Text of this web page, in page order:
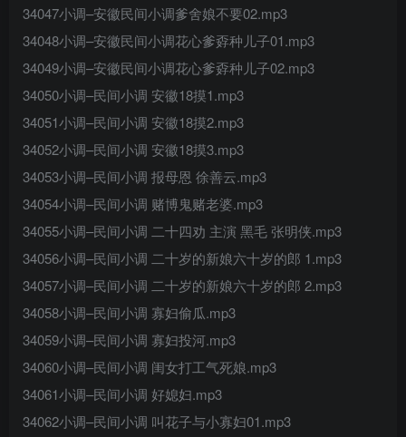
34047小调–安徽民间小调爹舍娘不要02.mp3
34048小调–安徽民间小调花心爹孬种儿子01.mp3
34049小调–安徽民间小调花心爹孬种儿子02.mp3
34050小调–民间小调 安徽18摸1.mp3
34051小调–民间小调 安徽18摸2.mp3
34052小调–民间小调 安徽18摸3.mp3
34053小调–民间小调 报母恩 徐善云.mp3
34054小调–民间小调 赌博鬼赌老婆.mp3
34055小调–民间小调 二十四劝 主演 黑毛 张明侠.mp3
34056小调–民间小调 二十岁的新娘六十岁的郎 1.mp3
34057小调–民间小调 二十岁的新娘六十岁的郎 2.mp3
34058小调–民间小调 寡妇偷瓜.mp3
34059小调–民间小调 寡妇投河.mp3
34060小调–民间小调 闺女打工气死娘.mp3
34061小调–民间小调 好媳妇.mp3
34062小调–民间小调 叫花子与小寡妇01.mp3